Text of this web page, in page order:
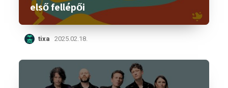
első fellépői
tixa 2025.02.18.